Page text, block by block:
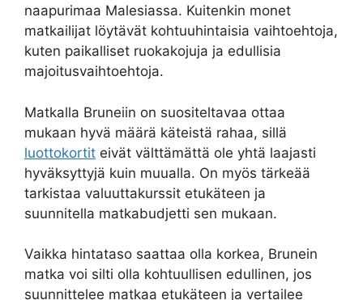
naapurimaa Malesiassa. Kuitenkin monet
matkailijat löytävät kohtuuhintaisia vaihtoehtoja,
kuten paikalliset ruokakojuja ja edullisia
majoitusvaihtoehtoja.
Matkalla Bruneiin on suositeltavaa ottaa
mukaan hyvä määrä käteistä rahaa, sillä
luottokortit eivät välttämättä ole yhtä laajasti
hyväksyttyjä kuin muualla. On myös tärkeää
tarkistaa valuuttakurssit etukäteen ja
suunnitella matkabudjetti sen mukaan.
Vaikka hintataso saattaa olla korkea, Brunein
matka voi silti olla kohtuullisen edullinen, jos
suunnittelee matkaa etukäteen ja vertailee